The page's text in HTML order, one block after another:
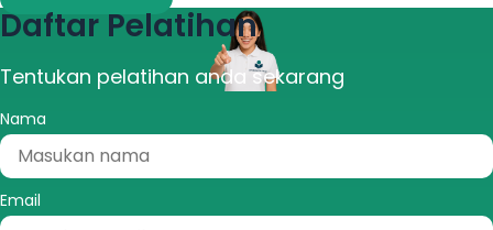
Daftar Pelatihan
Tentukan pelatihan anda sekarang
Nama
Email